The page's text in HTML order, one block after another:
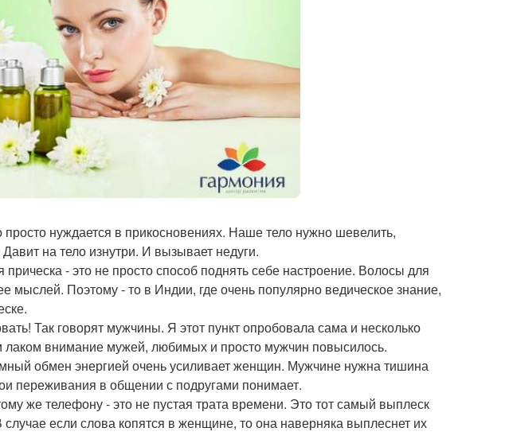
нуждается в прикосновениях. Наше тело нужно шевелить,
на тело изнутри. И вызывает недуги.
- это не просто способ поднять себе настроение. Волосы для
Поэтому - то в Индии, где очень популярно ведическое знание,
Так говорят мужчины. Я этот пункт опробовала сама и несколько
внимание мужей, любимых и просто мужчин повысилось.
обмен энергией очень усиливает женщин. Мужчине нужна тишина
переживания в общении с подругами понимает.
же телефону - это не пустая трата времени. Это тот самый выплеск
если слова копятся в женщине, то она наверняка выплеснет их